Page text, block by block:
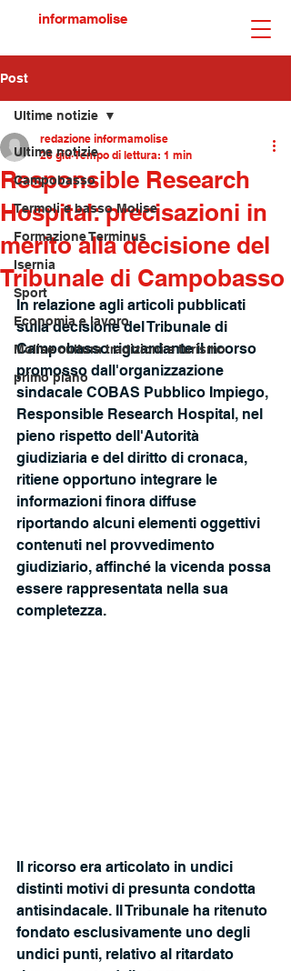
informamolise
Post
Ultime notizie
Campobasso
Termoli e basso Molise
Formazione Terminus
Isernia
Sport
Economia e lavoro
Molise cultura tradizioni e turismo
primo piano
Ultime notizie
Responsible Research
Hospital: precisazioni in
merito alla decisione del
Tribunale di Campobasso
redazione informamolise
26 giu Tempo di lettura: 1 min
In relazione agli articoli pubblicati
sulla decisione del Tribunale di
Campobasso riguardante il ricorso
promosso dall'organizzazione
sindacale COBAS Pubblico Impiego,
Responsible Research Hospital, nel
pieno rispetto dell'Autorità
giudiziaria e del diritto di cronaca,
ritiene opportuno integrare le
informazioni finora diffuse
riportando alcuni elementi oggettivi
contenuti nel provvedimento
giudiziario, affinché la vicenda possa
essere rappresentata nella sua
completezza.
Il ricorso era articolato in undici
distinti motivi di presunta condotta
antisindacale. Il Tribunale ha ritenuto
fondato esclusivamente uno degli
undici punti, relativo al ritardato